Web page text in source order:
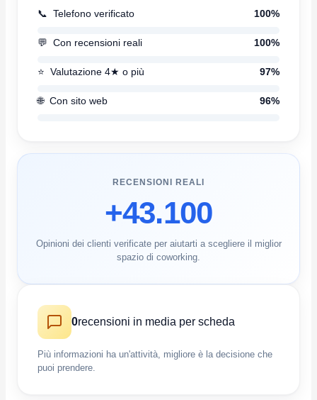
📞 Telefono verificato 100%
💬 Con recensioni reali 100%
⭐ Valutazione 4★ o più 97%
🌐 Con sito web 96%
RECENSIONI REALI
+43.100
Opinioni dei clienti verificate per aiutarti a scegliere il miglior
spazio di coworking.
0recensioni in media per scheda
Più informazioni ha un'attività, migliore è la decisione che
puoi prendere.